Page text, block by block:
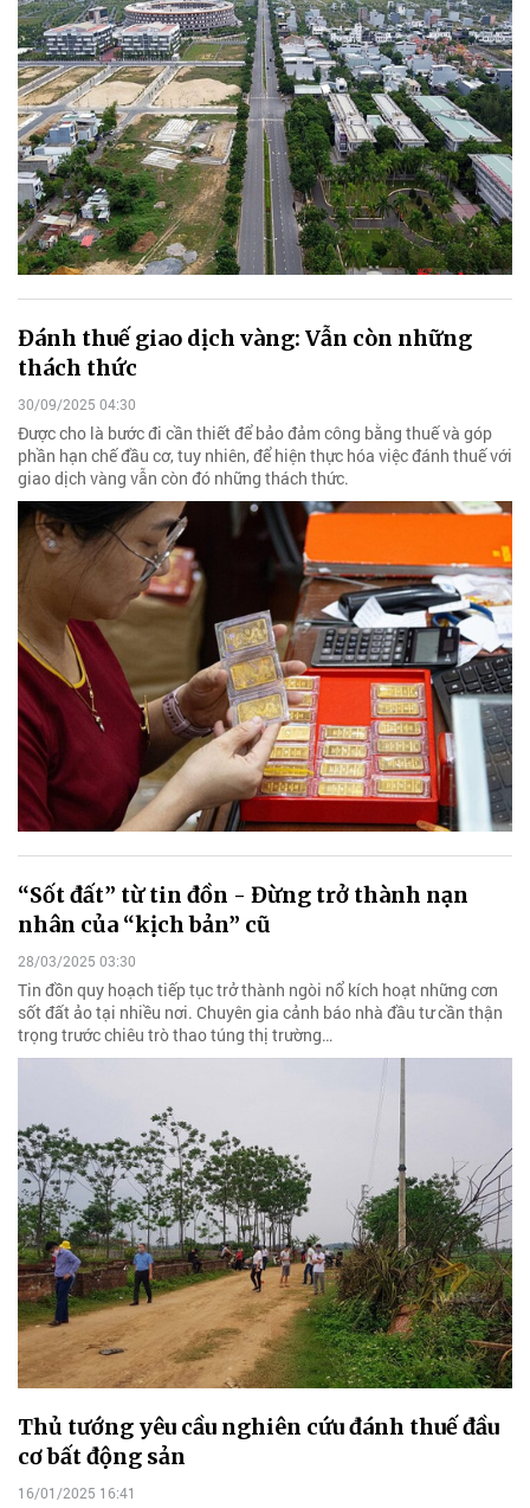
Đánh thuế giao dịch vàng: Vẫn còn những
thách thức
30/09/2025 04:30
Được cho là bước đi cần thiết để bảo đảm công bằng thuế và góp
phần hạn chế đầu cơ, tuy nhiên, để hiện thực hóa việc đánh thuế với
giao dịch vàng vẫn còn đó những thách thức.
“Sốt đất” từ tin đồn - Đừng trở thành nạn
nhân của “kịch bản” cũ
28/03/2025 03:30
Tin đồn quy hoạch tiếp tục trở thành ngòi nổ kích hoạt những cơn
sốt đất ảo tại nhiều nơi. Chuyên gia cảnh báo nhà đầu tư cần thận
trọng trước chiêu trò thao túng thị trường…
Thủ tướng yêu cầu nghiên cứu đánh thuế đầu
cơ bất động sản
16/01/2025 16:41